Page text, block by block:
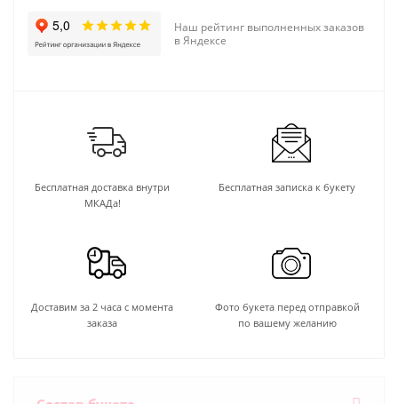
Наш рейтинг выполненных заказов
в Яндексе
Бесплатная доставка внутри
МКАДа!
Бесплатная записка к букету
Доставим за 2 часа с момента
заказа
Фото букета перед отправкой
по вашему желанию